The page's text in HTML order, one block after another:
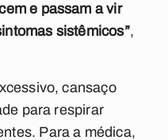
e passam a vir
sistêmicos”,
cansaço
para respirar
Para a médica,